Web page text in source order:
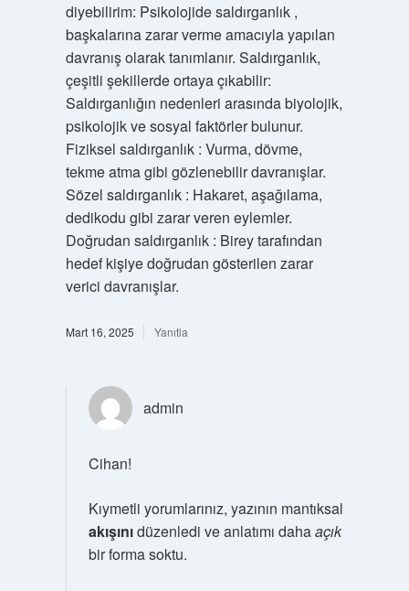
diyebilirim: Psikolojide saldırganlık ,
başkalarına zarar verme amacıyla yapılan
davranış olarak tanımlanır. Saldırganlık,
çeşitli şekillerde ortaya çıkabilir:
Saldırganlığın nedenleri arasında biyolojik,
psikolojik ve sosyal faktörler bulunur.
Fiziksel saldırganlık : Vurma, dövme,
tekme atma gibi gözlenebilir davranışlar.
Sözel saldırganlık : Hakaret, aşağılama,
dedikodu gibi zarar veren eylemler.
Doğrudan saldırganlık : Birey tarafından
hedef kişiye doğrudan gösterilen zarar
verici davranışlar.
Mart 16, 2025 Yanıtla
admin
Cihan!
Kıymetli yorumlarınız, yazının mantıksal
akışınıdüzenledi ve anlatımı dahaaçık
bir forma soktu.